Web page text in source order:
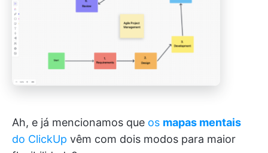
Ah, e já mencionamos que os mapas mentais
do ClickUp vêm com dois modos para maior